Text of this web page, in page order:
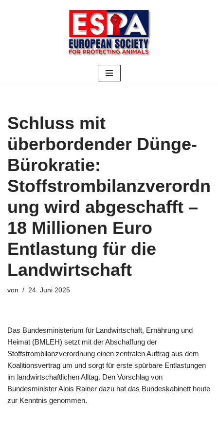
Schluss mit
überbordender Dünge-
Bürokratie:
Stoffstrombilanzverordn
ung wird abgeschafft –
18 Millionen Euro
Entlastung für die
Landwirtschaft
von 24. Juni 2025
Das Bundesministerium für Landwirtschaft, Ernährung und
Heimat (BMLEH) setzt mit der Abschaffung der
Stoffstrombilanzverordnung einen zentralen Auftrag aus dem
Koalitionsvertrag um und sorgt für erste spürbare Entlastungen
im landwirtschaftlichen Alltag. Den Vorschlag von
Bundesminister Alois Rainer dazu hat das Bundeskabinett heute
zur Kenntnis genommen.